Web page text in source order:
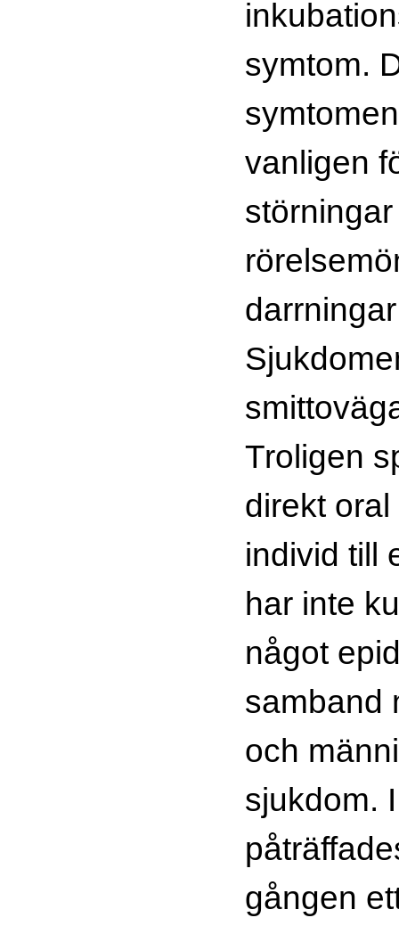
symtom.
vanligen
Troligen
direkt
individ till
har inte
något
samband
och
sjukdom.
gången